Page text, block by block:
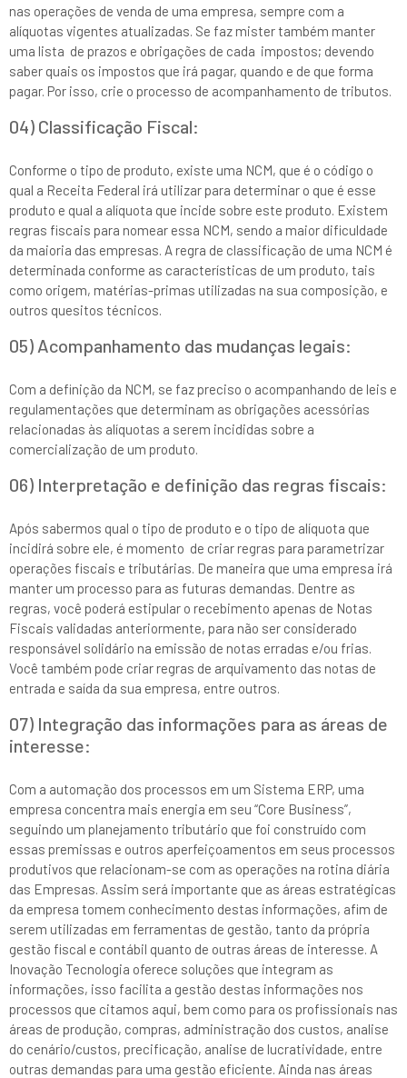
nas operações de venda de uma empresa, sempre com a
alíquotas vigentes atualizadas. Se faz mister também manter
uma lista de prazos e obrigações de cada impostos; devendo
saber quais os impostos que irá pagar, quando e de que forma
pagar. Por isso, crie o processo de acompanhamento de tributos.
04) Classificação Fiscal:
Conforme o tipo de produto, existe uma NCM, que é o código o
qual a Receita Federal irá utilizar para determinar o que é esse
produto e qual a alíquota que incide sobre este produto. Existem
regras fiscais para nomear essa NCM, sendo a maior dificuldade
da maioria das empresas. A regra de classificação de uma NCM é
determinada conforme as características de um produto, tais
como origem, matérias-primas utilizadas na sua composição, e
outros quesitos técnicos.
05) Acompanhamento das mudanças legais:
Com a definição da NCM, se faz preciso o acompanhando de leis e
regulamentações que determinam as obrigações acessórias
relacionadas às alíquotas a serem incididas sobre a
comercialização de um produto.
06) Interpretação e definição das regras fiscais:
Após sabermos qual o tipo de produto e o tipo de alíquota que
incidirá sobre ele, é momento de criar regras para parametrizar
operações fiscais e tributárias. De maneira que uma empresa irá
manter um processo para as futuras demandas. Dentre as
regras, você poderá estipular o recebimento apenas de Notas
Fiscais validadas anteriormente, para não ser considerado
responsável solidário na emissão de notas erradas e/ou frias.
Você também pode criar regras de arquivamento das notas de
entrada e saída da sua empresa, entre outros.
07) Integração das informações para as áreas de
interesse:
Com a automação dos processos em um Sistema ERP, uma
empresa concentra mais energia em seu “Core Business”,
seguindo um planejamento tributário que foi construído com
essas premissas e outros aperfeiçoamentos em seus processos
produtivos que relacionam-se com as operações na rotina diária
das Empresas. Assim será importante que as áreas estratégicas
da empresa tomem conhecimento destas informações, afim de
serem utilizadas em ferramentas de gestão, tanto da própria
gestão fiscal e contábil quanto de outras áreas de interesse. A
Inovação Tecnologia oferece soluções que integram as
informações, isso facilita a gestão destas informações nos
processos que citamos aqui, bem como para os profissionais nas
áreas de produção, compras, administração dos custos, analise
do cenário/custos, precificação, analise de lucratividade, entre
outras demandas para uma gestão eficiente. Ainda nas áreas